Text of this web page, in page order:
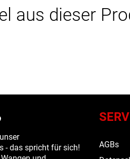
aus dieser
- das spricht für sich!
AGBs